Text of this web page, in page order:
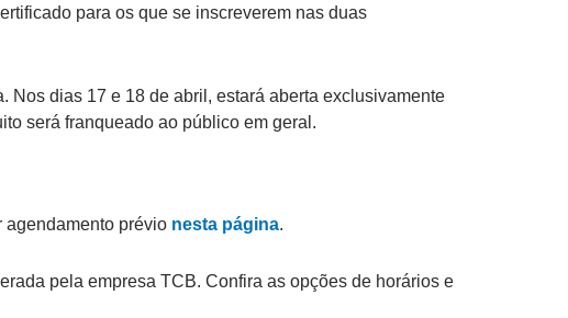
para os que se inscreverem nas duas
dias 17 e 18 de abril, estará aberta exclusivamente
será franqueado ao público em geral.
agendamento prévio nesta página.
pela empresa TCB. Confira as opções de horários e